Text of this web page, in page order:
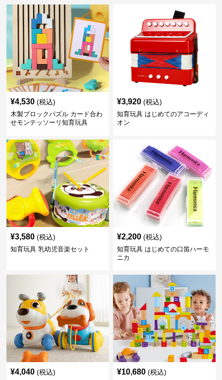
¥4,530 (税込)
木製ブロックパズル カード合わ
せモンテッソーリ知育玩具
¥3,920 (税込)
知育玩具 はじめてのアコーディ
オン
¥3,580 (税込)
知育玩具 乳幼児音楽セット
¥2,200 (税込)
知育玩具 はじめての口笛ハーモ
ニカ
¥4,040 (税込) ¥10,680 (税込)